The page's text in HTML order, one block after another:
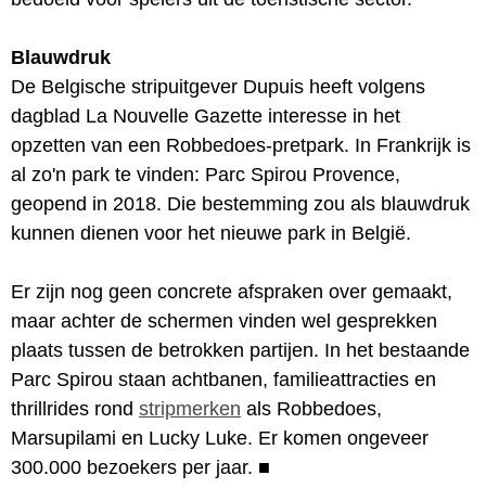
Blauwdruk
De Belgische stripuitgever Dupuis heeft volgens
dagblad La Nouvelle Gazette interesse in het
opzetten van een Robbedoes-pretpark. In Frankrijk is
al zo'n park te vinden: Parc Spirou Provence,
geopend in 2018. Die bestemming zou als blauwdruk
kunnen dienen voor het nieuwe park in België.
Er zijn nog geen concrete afspraken over gemaakt,
maar achter de schermen vinden wel gesprekken
plaats tussen de betrokken partijen. In het bestaande
Parc Spirou staan achtbanen, familieattracties en
thrillrides rond stripmerken als Robbedoes,
Marsupilami en Lucky Luke. Er komen ongeveer
300.000 bezoekers per jaar. ■